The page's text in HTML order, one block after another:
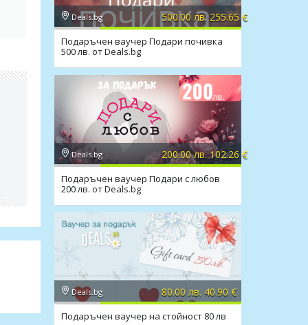
Deals.bg 500.00 лв. 255.65 €
Подаръчен ваучер Подари почивка
500 лв. от Deals.bg
Deals.bg 200.00 лв. 102.26 €
Подаръчен ваучер Подари с любов
200 лв. от Deals.bg
Deals.bg 80.00 лв. 40.90 €
Подаръчен ваучер на стойност 80 лв